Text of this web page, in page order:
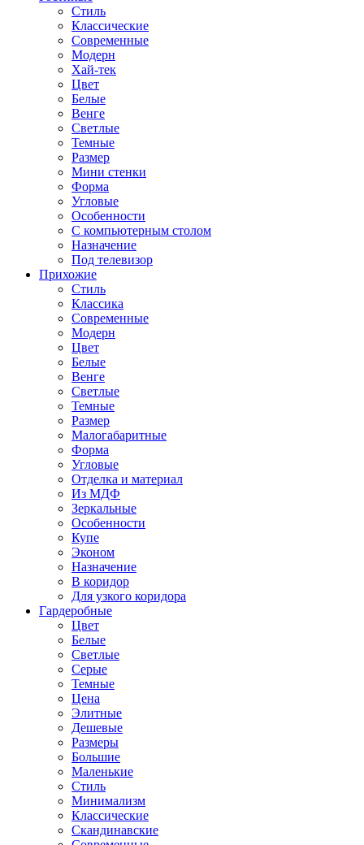
Стиль
Классические
Современные
Модерн
Хай-тек
Цвет
Белые
Венге
Светлые
Темные
Размер
Мини стенки
Форма
Угловые
Особенности
С компьютерным столом
Назначение
Под телевизор
Прихожие
Стиль
Классика
Современные
Модерн
Цвет
Белые
Венге
Светлые
Темные
Размер
Малогабаритные
Форма
Угловые
Отделка и материал
Из МДФ
Зеркальные
Особенности
Купе
Эконом
Назначение
В коридор
Для узкого коридора
Гардеробные
Цвет
Белые
Светлые
Серые
Темные
Цена
Элитные
Дешевые
Размеры
Большие
Маленькие
Стиль
Минимализм
Классические
Скандинавские